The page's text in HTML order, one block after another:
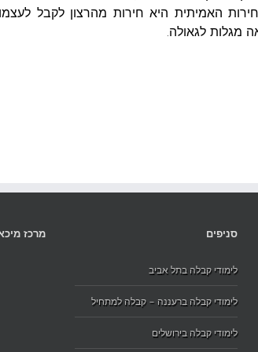
האמיתית היא חירות מהרצון לקבל
מגלות לגאולה.
מרכז סניפים
לימודי קבלה בתל אביב
לימודי קבלה ברעננה – קבלה למתחיל
לימודי קבלה בירושלים